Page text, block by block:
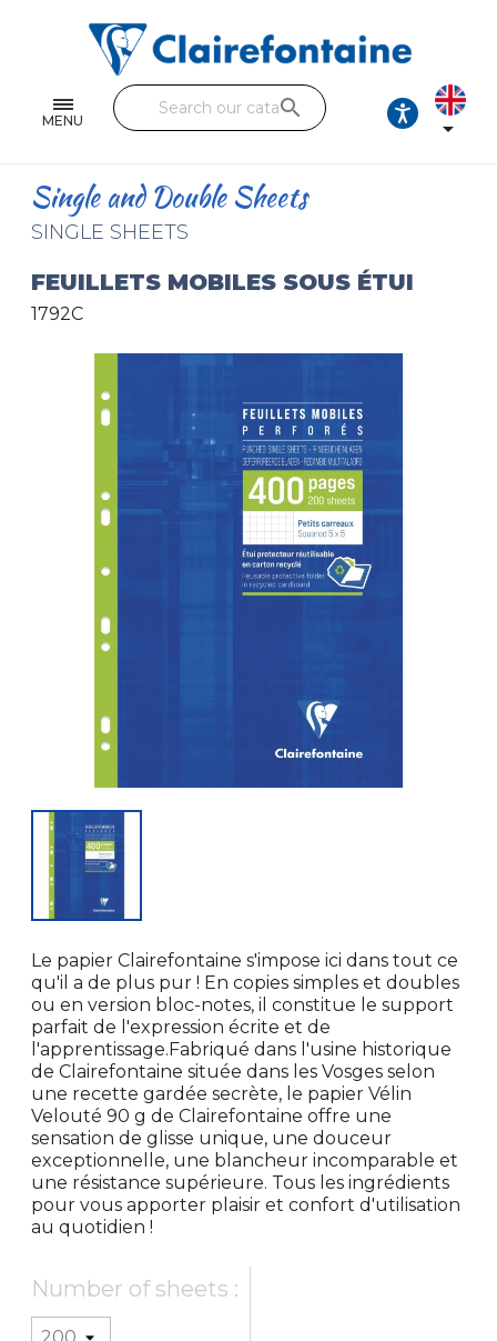
MENU
Single and double sheets
Fine arts
Handicraft
Pencil cases & Leather goods
All the collections
search

Single and Double Sheets
SINGLE SHEETS
FEUILLETS MOBILES SOUS ÉTUI
1792C
Le papier Clairefontaine s'impose ici dans tout ce
qu'il a de plus pur ! En copies simples et doubles
ou en version bloc-notes, il constitue le support
parfait de l'expression écrite et de
l'apprentissage.Fabriqué dans l'usine historique
de Clairefontaine située dans les Vosges selon
une recette gardée secrète, le papier Vélin
Velouté 90 g de Clairefontaine offre une
sensation de glisse unique, une douceur
exceptionnelle, une blancheur incomparable et
une résistance supérieure. Tous les ingrédients
pour vous apporter plaisir et confort d'utilisation
au quotidien !
Number of sheets :